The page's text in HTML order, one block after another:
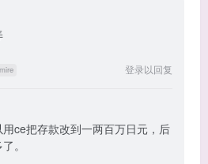
登录以回复
ce把存款改到一两百万日元，后
。